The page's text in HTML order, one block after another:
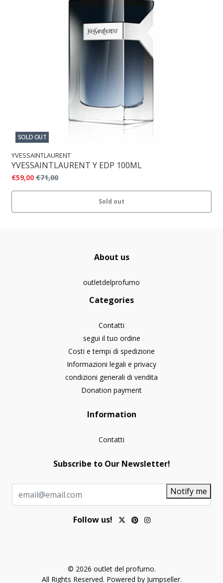
SOLD OUT
YVESSAINTLAURENT
YVESSAINTLAURENT Y EDP 100ML
€59,00 €71,00
Sold out
About us
outletdelprofumo
Categories
Contatti
segui il tuo ordine
Costi e tempi di spedizione
Informazioni legali e privacy
condizioni generali di vendita
Donation payment
Information
Contatti
Subscribe to Our Newsletter!
Notify me
Follow us!
© 2026 outlet del profumo.
All Rights Reserved. Powered by Jumpseller.